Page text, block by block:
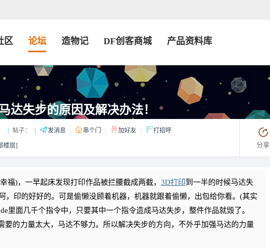
区 论坛 造物记 DF创客商城 产品资料库
达失步的原因及解决办法！
帖子： 发消息 串个门 加好友 打招呼
楼层] 分享
)，一早起床发现打印作品被拦腰截成两截， 3D打印到一半的时候马达失
，印的好好的。可是偷懒没顾着机器，机器就跟着偷懒，出包给你看。(其实
里面几千个指令中，只要其中一个指令造成马达失步，整件作品就毁了。
的力量太大，马达不够力。所以解决失步的方向，不外乎加强马达的力量